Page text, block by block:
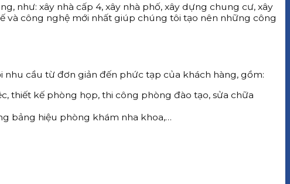
như: xây nhà cấp 4, xây nhà phố, xây dựng chung cư, xây
và công nghệ mới nhất giúp chúng tôi tạo nên những công
cầu từ đơn giản đến phức tạp của khách hàng, gồm:
thiết kế phòng họp, thi công phòng đào tạo, sửa chữa
bảng hiệu phòng khám nha khoa,…